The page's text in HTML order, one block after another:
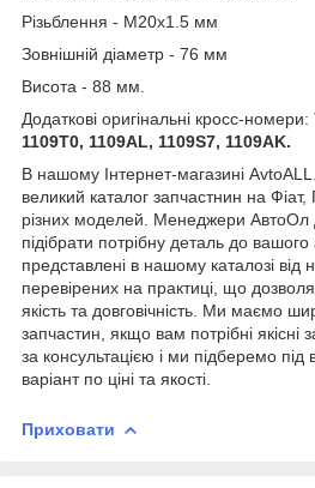
Різьблення - М20х1.5 мм
Зовнішній діаметр - 76 мм
Висота - 88 мм.
Додаткові оригінальні кросс-номери:
1109T0, 1109AL, 1109S7, 1109AK.
В нашому Інтернет-магазині
великий каталог запчастнин на
різних моделей. Менеджери
підібрати потрібну деталь до
представлені в нашому каталозі від
перевірених на практиці, що
якість та довговічність. Ми маємо
запчастин, якщо вам потрібні якісні
за консультацією і ми підберемо
варіант по ціні та якості.
Приховати